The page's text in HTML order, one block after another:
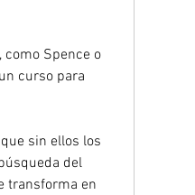
como Spence o
curso para
sin ellos los
del
transforma en